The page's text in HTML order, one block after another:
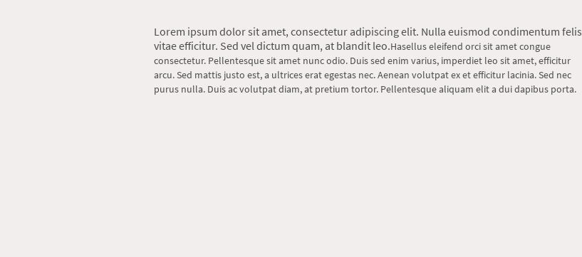
Lorem ipsum dolor sit amet, consectetur adipiscing elit. Nulla euismod condimentum felis
vitae efficitur. Sed vel dictum quam, at blandit leo.Hasellus eleifend orci sit amet congue
consectetur. Pellentesque sit amet nunc odio. Duis sed enim varius, imperdiet leo sit amet, efficitur
arcu. Sed mattis justo est, a ultrices erat egestas nec. Aenean volutpat ex et efficitur lacinia. Sed nec
purus nulla. Duis ac volutpat diam, at pretium tortor. Pellentesque aliquam elit a dui dapibus porta.